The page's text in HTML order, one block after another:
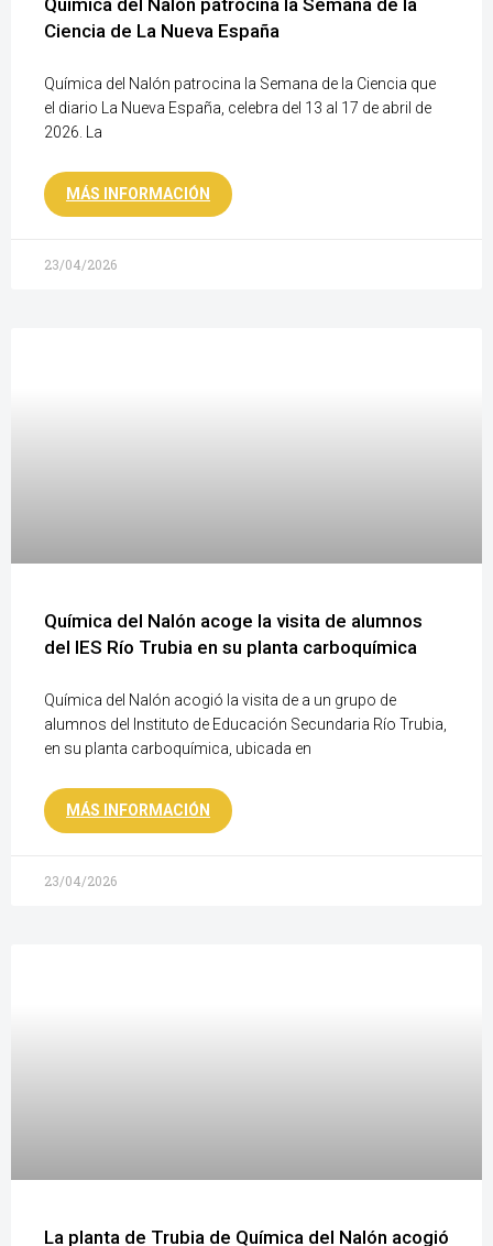
Química del Nalón patrocina la Semana de la
Ciencia de La Nueva España
Química del Nalón patrocina la Semana de la Ciencia que
el diario La Nueva España, celebra del 13 al 17 de abril de
2026. La
MÁS INFORMACIÓN
23/04/2026
Química del Nalón acoge la visita de alumnos
del IES Río Trubia en su planta carboquímica
Química del Nalón acogió la visita de a un grupo de
alumnos del Instituto de Educación Secundaria Río Trubia,
en su planta carboquímica, ubicada en
MÁS INFORMACIÓN
23/04/2026
La planta de Trubia de Química del Nalón acogió